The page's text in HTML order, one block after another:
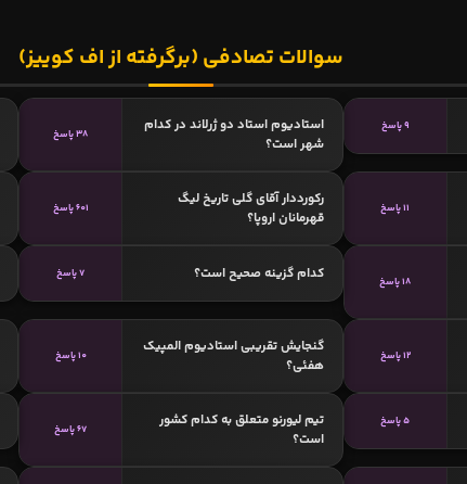
سوالات تصادفی (برگرفته از اف کوییز)
9 پاسخ
استادیوم استاد دو ژرلاند در کدام
شهر است؟
38 پاسخ
11 پاسخ
رکورددار آقای گلی تاریخ لیگ
قهرمانان اروپا؟
601 پاسخ
18 پاسخ کدام گزینه صحیح است؟ 7 پاسخ
12 پاسخ
گنجایش تقریبی استادیوم المپیک
هفئی؟
10 پاسخ
5 پاسخ
تیم لیورنو متعلق به کدام کشور
است؟
67 پاسخ